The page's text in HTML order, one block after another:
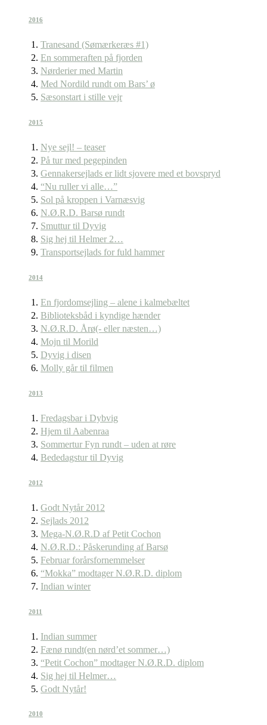
2016
Tranesand (Sømærkeræs #1)
En sommeraften på fjorden
Nørderier med Martin
Med Nordild rundt om Bars’ ø
Sæsonstart i stille vejr
2015
Nye sejl! – teaser
På tur med pegepinden
Gennakersejlads er lidt sjovere med et bovspryd
“Nu ruller vi alle…”
Sol på kroppen i Varnæsvig
N.Ø.R.D. Barsø rundt
Smuttur til Dyvig
Sig hej til Helmer 2…
Transportsejlads for fuld hammer
2014
En fjordomsejling – alene i kalmebæltet
Biblioteksbåd i kyndige hænder
N.Ø.R.D. Årø(- eller næsten…)
Mojn til Morild
Dyvig i disen
Molly går til filmen
2013
Fredagsbar i Dybvig
Hjem til Aabenraa
Sommertur Fyn rundt – uden at røre
Bededagstur til Dyvig
2012
Godt Nytår 2012
Sejlads 2012
Mega-N.Ø.R.D af Petit Cochon
N.Ø.R.D.: Påskerunding af Barsø
Februar forårsfornemmelser
“Mokka” modtager N.Ø.R.D. diplom
Indian winter
2011
Indian summer
Fænø rundt(en nørd’et sommer…)
“Petit Cochon” modtager N.Ø.R.D. diplom
Sig hej til Helmer…
Godt Nytår!
2010